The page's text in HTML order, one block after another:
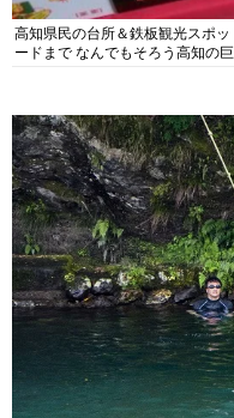
高知県民の台所＆鉄板観光スポ
ードまで なんでもそろう高知の